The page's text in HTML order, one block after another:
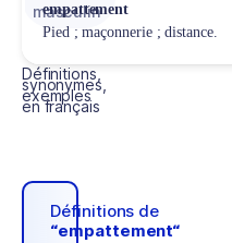
masculin
Définitions,
synonymes,
exemples
en français
Définitions de
“empattement“
empattement
Pied ; maçonnerie ; distance.